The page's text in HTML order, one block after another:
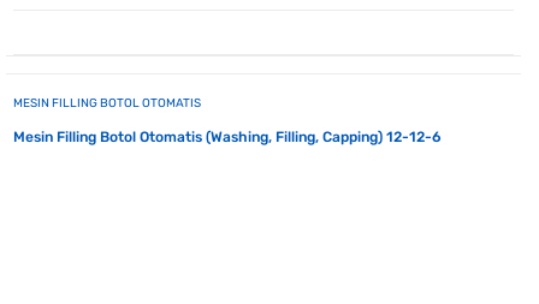
MESIN FILLING BOTOL OTOMATIS
Mesin Filling Botol Otomatis (Washing, Filling, Capping) 12-12-6